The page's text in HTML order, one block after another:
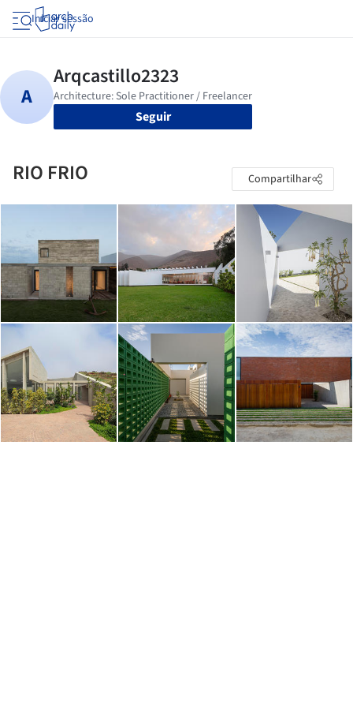
Iniciar sessão
Seguir
RIO FRIO Compartilhar